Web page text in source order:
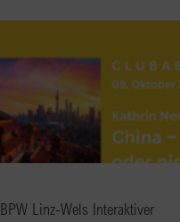
BPW Linz-Wels Interaktiver